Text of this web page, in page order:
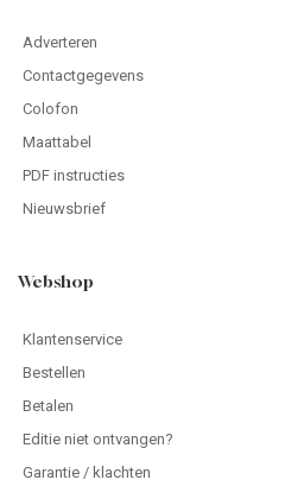
Adverteren
Contactgegevens
Colofon
Maattabel
PDF instructies
Nieuwsbrief
Webshop
Klantenservice
Bestellen
Betalen
Editie niet ontvangen?
Garantie / klachten